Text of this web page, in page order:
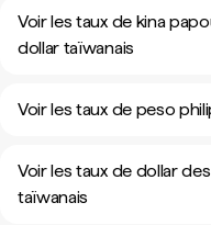
Voir les taux de kina
dollar taïwanais
Voir les taux de peso
Voir les taux de dollar
taïwanais